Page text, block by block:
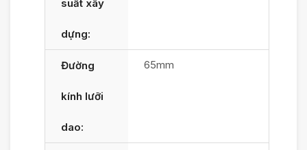
suất xây
dựng:
Đường
kính lưỡi
dao:
65mm